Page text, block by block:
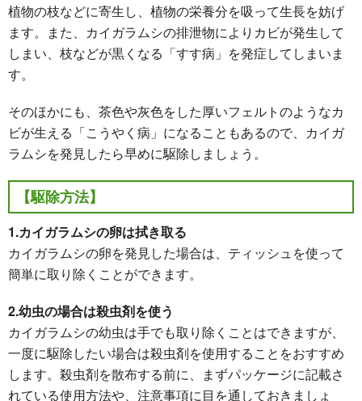
植物の枝などに寄生し、植物の栄養分を吸って生長を妨げ
ます。また、カイガラムシの排泄物によりカビが発生して
しまい、枝などが黒くなる「すす病」を発症してしまいま
す。
そのほかにも、茶色や灰色をした厚いフェルトのようなカ
ビが生える「こうやく病」になることもあるので、カイガ
ラムシを発見したら早めに駆除しましょう。
【駆除方法】
1.カイガラムシの卵は拭き取る
カイガラムシの卵を発見した場合は、ティッシュを使って
簡単に取り除くことができます。
2.幼虫の場合は殺虫剤を使う
カイガラムシの幼虫は手でも取り除くことはできますが、
一度に駆除したい場合は殺虫剤を使用することをおすすめ
します。殺虫剤を散布する前に、まずパッケージに記載さ
れている使用方法や、注意事項に目を通しておきましょ